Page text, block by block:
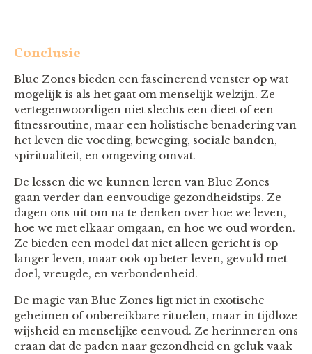
Conclusie
Blue Zones bieden een fascinerend venster op wat
mogelijk is als het gaat om menselijk welzijn. Ze
vertegenwoordigen niet slechts een dieet of een
fitnessroutine, maar een holistische benadering van
het leven die voeding, beweging, sociale banden,
spiritualiteit, en omgeving omvat.
De lessen die we kunnen leren van Blue Zones
gaan verder dan eenvoudige gezondheidstips. Ze
dagen ons uit om na te denken over hoe we leven,
hoe we met elkaar omgaan, en hoe we oud worden.
Ze bieden een model dat niet alleen gericht is op
langer leven, maar ook op beter leven, gevuld met
doel, vreugde, en verbondenheid.
De magie van Blue Zones ligt niet in exotische
geheimen of onbereikbare rituelen, maar in tijdloze
wijsheid en menselijke eenvoud. Ze herinneren ons
eraan dat de paden naar gezondheid en geluk vaak